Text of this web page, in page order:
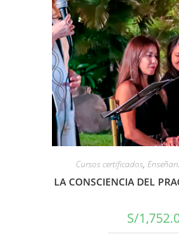
Cursos certificados,
LA CONSCIENCIA DEL
S/